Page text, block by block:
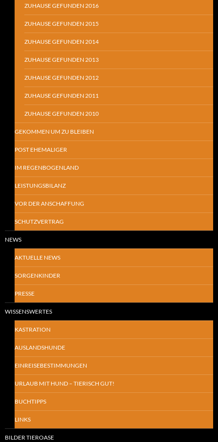
ZUHAUSE GEFUNDEN 2016
ZUHAUSE GEFUNDEN 2015
ZUHAUSE GEFUNDEN 2014
ZUHAUSE GEFUNDEN 2013
ZUHAUSE GEFUNDEN 2012
ZUHAUSE GEFUNDEN 2011
ZUHAUSE GEFUNDEN 2010
GEKOMMEN UM ZU BLEIBEN
POST EHEMALIGER
IM REGENBOGENLAND
LEISTUNGSBILANZ
VOR DER ANSCHAFFUNG
SCHUTZVERTRAG
NEWS
AKTUELLE NEWS
SORGENKINDER
PRESSE
WISSENSWERTES
KASTRATION
AUSLANDSHUNDE
EINREISEBESTIMMUNGEN
URLAUB MIT HUND – TIERISCH GUT!
BUCHTIPPS
LINKS
BILDER TIEROASE